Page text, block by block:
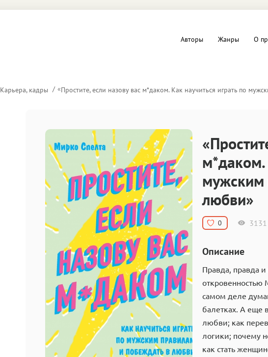
Драматургия
Домоводство Компьютеры и Интернет
Старинное Фольклор
Прочее
Авторы Жанры О
Карьера, кадры «Простите, если назову вас м*даком. Как научиться играть по
м*даком.
мужским
любви»
0 3131
Описание
Правда, правда
откровенностью
самом деле
балетках. А еще
любви; как
логики; почему
как стать